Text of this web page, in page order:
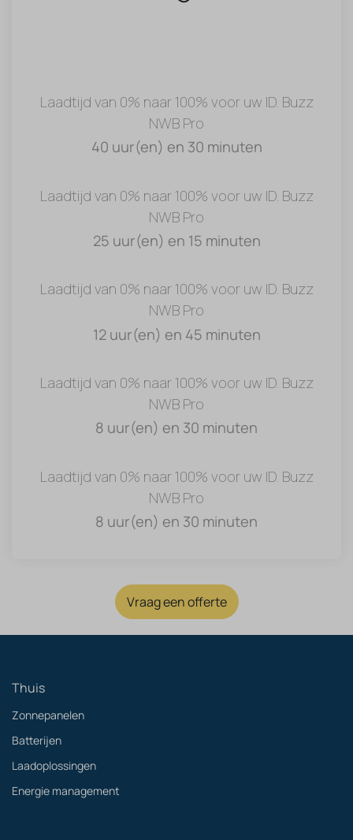
Laadtijd van 0% naar 100% voor uw ID. Buzz
NWB Pro
40 uur(en) en 30 minuten
Laadtijd van 0% naar 100% voor uw ID. Buzz
NWB Pro
25 uur(en) en 15 minuten
Laadtijd van 0% naar 100% voor uw ID. Buzz
NWB Pro
12 uur(en) en 45 minuten
Laadtijd van 0% naar 100% voor uw ID. Buzz
NWB Pro
8 uur(en) en 30 minuten
Laadtijd van 0% naar 100% voor uw ID. Buzz
NWB Pro
8 uur(en) en 30 minuten
Vraag een offerte
Thuis
Zonnepanelen
Batterijen
Laadoplossingen
Energie management